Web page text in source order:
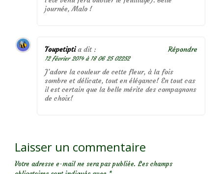
journée, Malo !
Toupetipti a dit :
12 février 2014 à 18 06 25 02252
J’adore la couleur de cette fleur, à la fois
sombre et délicate, tout en élégance! En tout cas
il est certain que la belle mérite des compagnons
de choix!
Répondre
Laisser un commentaire
Votre adresse e-mail ne sera pas publiée. Les champs